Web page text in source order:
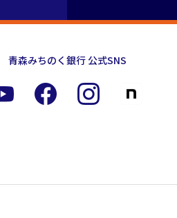
青森みちのく銀行 公式SNS